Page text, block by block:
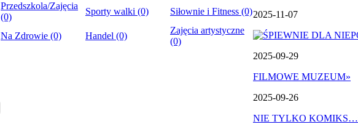
Przedszkola/Zajęcia
(0)
Sporty walki (0) Siłownie i Fitness (0)
Na Zdrowie (0) Handel (0)
Zajęcia artystyczne
(0)
2025-11-07
2025-09-29
FILMOWE MUZEUM»
2025-09-26
NIE TYLKO KOMIKS…